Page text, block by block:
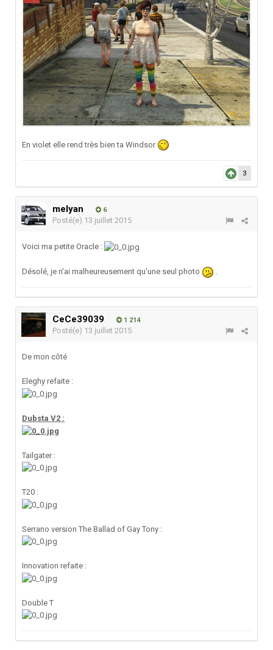
En violet elle rend très bien ta Windsor
3
melyan 6
Posté(e) 13 juillet 2015
Voici ma petite Oracle :
Désolé, je n'ai malheureusement qu'une seul photo
CeCe39039 1 214
Posté(e) 13 juillet 2015
De mon côté
Eleghy refaite :
Dubsta V2 :
Tailgater :
T20 :
Serrano version The Ballad of Gay Tony :
Innovation refaite :
Double T